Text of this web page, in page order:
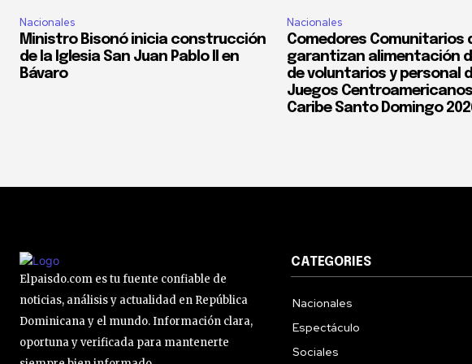
Nacionales
Ministro Bisonó inicia construcción
de la Iglesia San Juan Pablo II en
Bávaro
Nacionales
Comedores Comunitarios
garantizan alimentación
de voluntarios y personal
Juegos Centroamericanos
Caribe Santo Domingo
Elpaisdo.com es tu fuente confiable de
noticias, análisis y actualidad en República
Dominicana y el mundo. Información clara,
oportuna y verificada para mantenerte
CATEGORIES
Nacionales
Espectáculo
Sociales